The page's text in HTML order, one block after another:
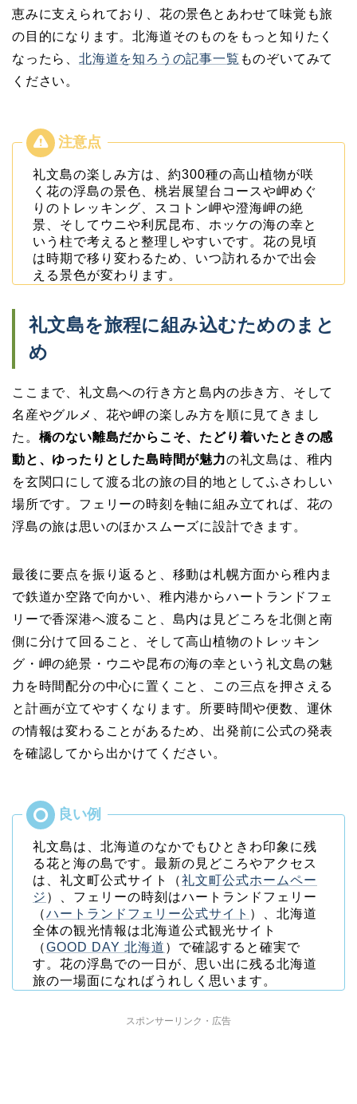
恵みに支えられており、花の景色とあわせて味覚も旅
の目的になります。北海道そのものをもっと知りたく
なったら、 北海道を知ろうの記事一覧 ものぞいてみて
ください。
礼文島の楽しみ方は、約300種の高山植物が咲
く花の浮島の景色、桃岩展望台コースや岬めぐ
りのトレッキング、スコトン岬や澄海岬の絶
景、そしてウニや利尻昆布、ホッケの海の幸と
いう柱で考えると整理しやすいです。花の見頃
は時期で移り変わるため、いつ訪れるかで出会
える景色が変わります。
礼文島を旅程に組み込むためのまと
め
ここまで、礼文島への行き方と島内の歩き方、そして
名産やグルメ、花や岬の楽しみ方を順に見てきまし
た。 橋のない離島だからこそ、たどり着いたときの感
動と、ゆったりとした島時間が魅力の礼文島は、稚内
を玄関口にして渡る北の旅の目的地としてふさわしい
場所です。フェリーの時刻を軸に組み立てれば、花の
浮島の旅は思いのほかスムーズに設計できます。
最後に要点を振り返ると、移動は札幌方面から稚内ま
で鉄道か空路で向かい、稚内港からハートランドフェ
リーで香深港へ渡ること、島内は見どころを北側と南
側に分けて回ること、そして高山植物のトレッキン
グ・岬の絶景・ウニや昆布の海の幸という礼文島の魅
力を時間配分の中心に置くこと、この三点を押さえる
と計画が立てやすくなります。所要時間や便数、運休
の情報は変わることがあるため、出発前に公式の発表
を確認してから出かけてください。
礼文島は、北海道のなかでもひときわ印象に残
る花と海の島です。最新の見どころやアクセス
は、礼文町公式サイト（礼文町公式ホームペー
ジ ）、フェリーの時刻はハートランドフェリー
（ハートランドフェリー公式サイト ）、北海道
全体の観光情報は北海道公式観光サイト
（GOOD DAY 北海道 ）で確認すると確実で
す。花の浮島での一日が、思い出に残る北海道
旅の一場面になればうれしく思います。
スポンサーリンク・広告